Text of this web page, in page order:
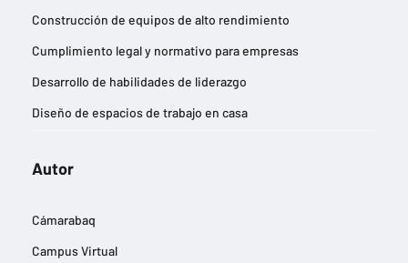
Construcción de equipos de alto rendimiento
Cumplimiento legal y normativo para empresas
Desarrollo de habilidades de liderazgo
Diseño de espacios de trabajo en casa
Eficiencia energética y reducción de la huella de carbono
Autor
Cámarabaq
Campus Virtual